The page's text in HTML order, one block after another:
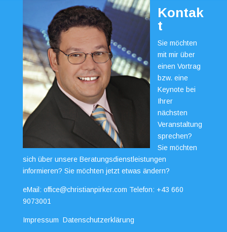
Kontak
t
Sie möchten
mit mir über
einen Vortrag
bzw. eine
Keynote bei
Ihrer
nächsten
Veranstaltung
sprechen?
Sie möchten
sich über unsere Beratungsdienstleistungen
informieren? Sie möchten jetzt etwas ändern?
eMail: office@christianpirker.com Telefon: +43 660
9073001
Impressum Datenschutzerklärung